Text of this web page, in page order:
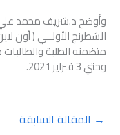
وأوضح د.شريف محمد علي
الشطرنج الأولــي ( أون
متضمنه الطلبة والطالبات ذوى
وحتي 3 فبراير 2021.
→ المقالة السابقة